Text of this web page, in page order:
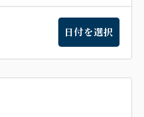
日付を選択